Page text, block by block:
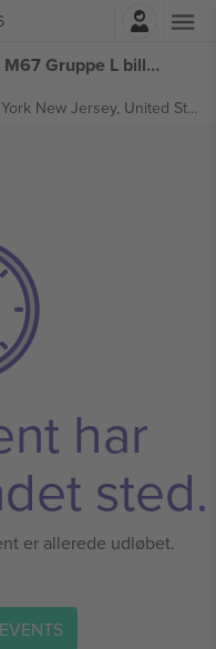
Log ind
Panama vs England - VM 2026 - M67 Gruppe L billetter
New Jersey, United States
har
sted.
er allerede udløbet.